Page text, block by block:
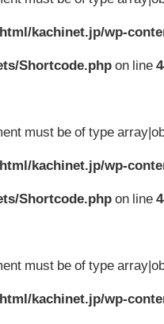
kachinet.jp/wp-
Shortcode.php on line
must be of type
kachinet.jp/wp-
Shortcode.php on line
must be of type
kachinet.jp/wp-